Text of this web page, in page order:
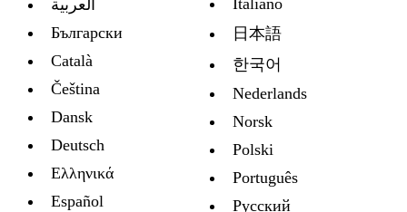
العربية
Български
Català
Čeština
Dansk
Deutsch
Ελληνικά
Español
Italiano
日本語
한국어
Nederlands
Norsk
Polski
Português
Русский